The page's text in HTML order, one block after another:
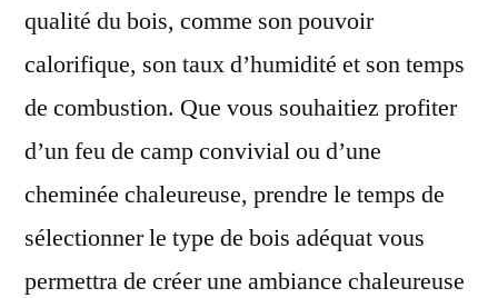
qualité du bois, comme son pouvoir
calorifique, son taux d’humidité et son temps
de combustion. Que vous souhaitiez profiter
d’un feu de camp convivial ou d’une
cheminée chaleureuse, prendre le temps de
sélectionner le type de bois adéquat vous
permettra de créer une ambiance chaleureuse